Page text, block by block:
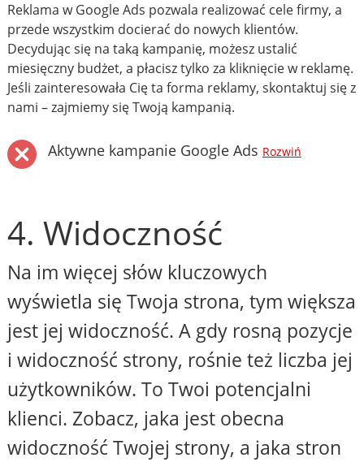
Reklama w Google Ads pozwala realizować cele firmy, a
przede wszystkim docierać do nowych klientów.
Decydując się na taką kampanię, możesz ustalić
miesięczny budżet, a płacisz tylko za kliknięcie w reklamę.
Jeśli zainteresowała Cię ta forma reklamy, skontaktuj się z
nami – zajmiemy się Twoją kampanią.
Aktywne kampanie Google Ads Rozwiń
4. Widoczność
Na im więcej słów kluczowych
wyświetla się Twoja strona, tym większa
jest jej widoczność. A gdy rosną pozycje
i widoczność strony, rośnie też liczba jej
użytkowników. To Twoi potencjalni
klienci. Zobacz, jaka jest obecna
widoczność Twojej strony, a jaka stron